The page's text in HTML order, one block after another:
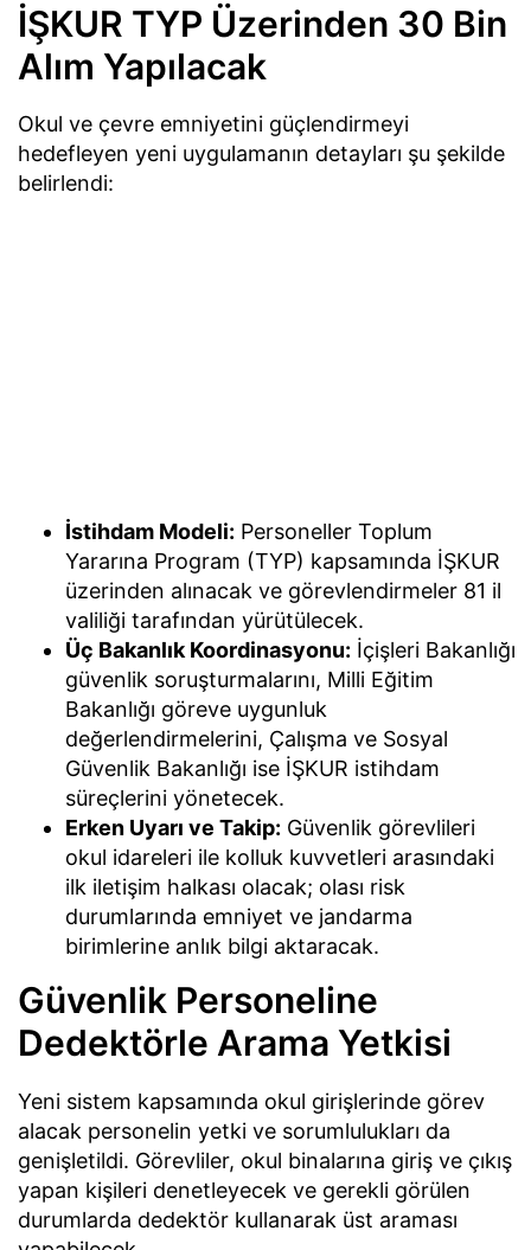
İŞKUR TYP Üzerinden 30 Bin
Alım Yapılacak
Okul ve çevre emniyetini güçlendirmeyi
hedefleyen yeni uygulamanın detayları şu şekilde
belirlendi:
İstihdam Modeli: Personeller Toplum
Yararına Program (TYP) kapsamında İŞKUR
üzerinden alınacak ve görevlendirmeler 81 il
valiliği tarafından yürütülecek.
Üç Bakanlık Koordinasyonu: İçişleri Bakanlığı
güvenlik soruşturmalarını, Milli Eğitim
Bakanlığı göreve uygunluk
değerlendirmelerini, Çalışma ve Sosyal
Güvenlik Bakanlığı ise İŞKUR istihdam
süreçlerini yönetecek.
Erken Uyarı ve Takip: Güvenlik görevlileri
okul idareleri ile kolluk kuvvetleri arasındaki
ilk iletişim halkası olacak; olası risk
durumlarında emniyet ve jandarma
birimlerine anlık bilgi aktaracak.
Güvenlik Personeline
Dedektörle Arama Yetkisi
Yeni sistem kapsamında okul girişlerinde görev
alacak personelin yetki ve sorumlulukları da
genişletildi. Görevliler, okul binalarına giriş ve çıkış
yapan kişileri denetleyecek ve gerekli görülen
durumlarda dedektör kullanarak üst araması